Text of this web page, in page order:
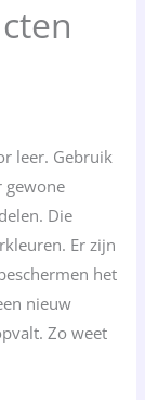
leer. Gebruik
gewone
Die
Er zijn
het
nieuw
Zo weet